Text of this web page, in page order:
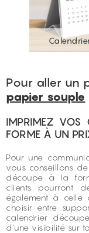
Pour aller un
papier souple
IMPRIMEZ VOS
FORME À UN
Pour une
vous conseillons
découpe à la
clients pourront
également à celle
choisir entre
calendrier
d'une visibilité sur